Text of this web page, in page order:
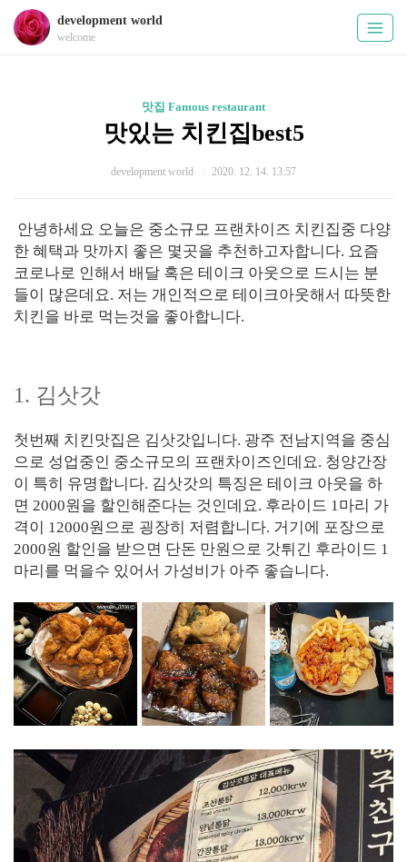
development world
welcome
맛집 Famous restaurant
맛있는 치킨집best5
development world 2020. 12. 14. 13:57
안녕하세요 오늘은 중소규모 프랜차이즈 치킨집중 다양
한 혜택과 맛까지 좋은 몇곳을 추천하고자합니다. 요즘
코로나로 인해서 배달 혹은 테이크 아웃으로 드시는 분
들이 많은데요. 저는 개인적으로 테이크아웃해서 따뜻한
치킨을 바로 먹는것을 좋아합니다.
1. 김삿갓
첫번째 치킨맛집은 김삿갓입니다. 광주 전남지역을 중심
으로 성업중인 중소규모의 프랜차이즈인데요. 청양간장
이 특히 유명합니다. 김삿갓의 특징은 테이크 아웃을 하
면 2000원을 할인해준다는 것인데요. 후라이드 1마리 가
격이 12000원으로 굉장히 저렴합니다. 거기에 포장으로
2000원 할인을 받으면 단돈 만원으로 갓튀긴 후라이드 1
마리를 먹을수 있어서 가성비가 아주 좋습니다.